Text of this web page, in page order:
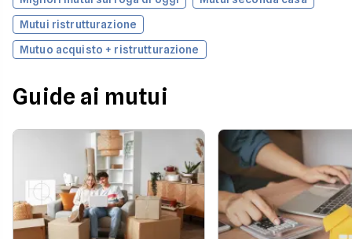
Mutui ristrutturazione
Mutuo acquisto + ristrutturazione
Guide ai mutui